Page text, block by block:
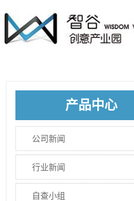
产品中心
公司新闻
行业新闻
自查小组